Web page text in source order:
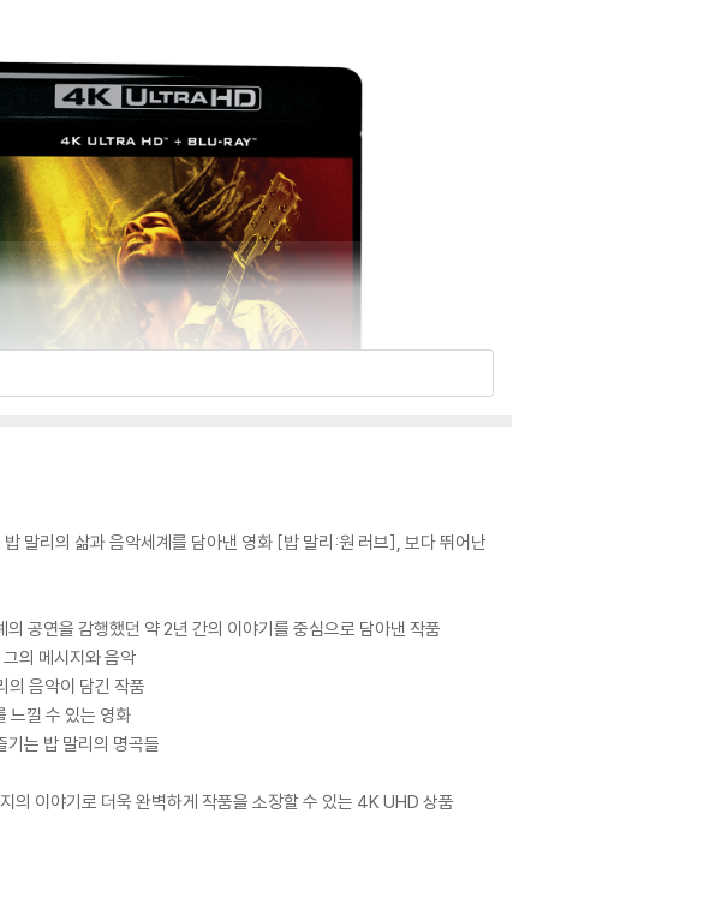
말리의 삶과 음악세계를 담아낸 영화 [밥 말리:원 러브], 보다 뛰어난
공연을 감행했던 약 2년 간의 이야기를 중심으로 담아낸 작품
의 메시지와 음악
음악이 담긴 작품
느낄 수 있는 영화
는 밥 말리의 명곡들
이야기로 더욱 완벽하게 작품을 소장할 수 있는 4K UHD 상품